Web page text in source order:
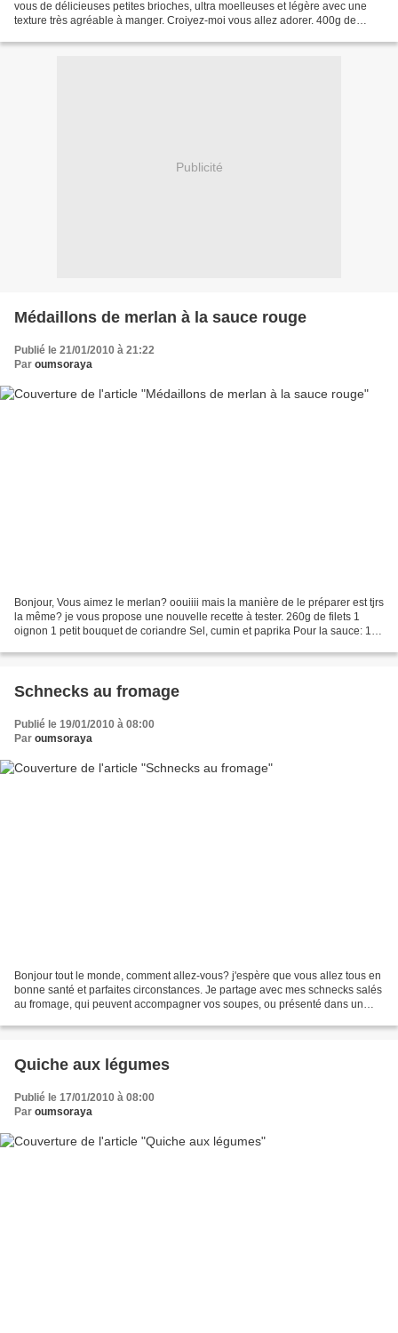
vous de délicieuses petites brioches, ultra moelleuses et légère avec une
texture très agréable à manger. Croiyez-moi vous allez adorer. 400g de
Publicité
Médaillons de merlan à la sauce rouge
Publié le 21/01/2010 à 21:22
Par oumsoraya
Bonjour, Vous aimez le merlan? oouiiii mais la manière de le préparer est tjrs
la même? je vous propose une nouvelle recette à tester. 260g de filets 1
oignon 1 petit bouquet de coriandre Sel, cumin et paprika Pour la sauce: 1
Schnecks au fromage
Publié le 19/01/2010 à 08:00
Par oumsoraya
Bonjour tout le monde, comment allez-vous? j'espère que vous allez tous en
bonne santé et parfaites circonstances. Je partage avec mes schnecks salés
au fromage, qui peuvent accompagner vos soupes, ou présenté dans un
Quiche aux légumes
Publié le 17/01/2010 à 08:00
Par oumsoraya